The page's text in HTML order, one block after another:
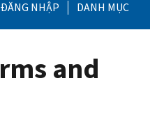
Help Menu Mobile
ĐĂNG NHẬP DANH MỤC
and